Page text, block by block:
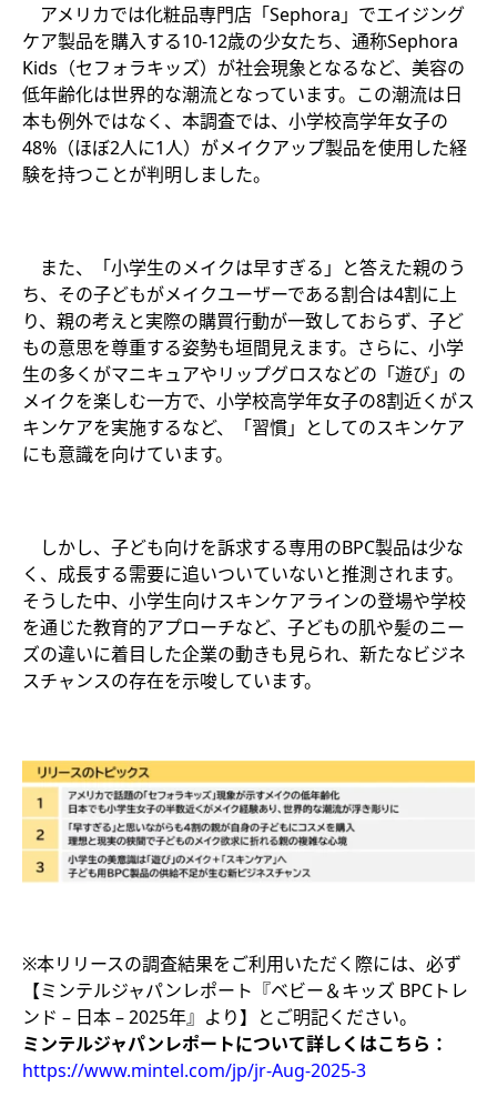
アメリカでは化粧品専門店「Sephora」でエイジング
ケア製品を購入する10-12歳の少女たち、通称Sephora
Kids（セフォラキッズ）が社会現象となるなど、美容の
低年齢化は世界的な潮流となっています。この潮流は日
本も例外ではなく、本調査では、小学校高学年女子の
48%（ほぼ2人に1人）がメイクアップ製品を使用した経
験を持つことが判明しました。
また、「小学生のメイクは早すぎる」と答えた親のう
ち、その子どもがメイクユーザーである割合は4割に上
り、親の考えと実際の購買行動が一致しておらず、子ど
もの意思を尊重する姿勢も垣間見えます。さらに、小学
生の多くがマニキュアやリップグロスなどの「遊び」の
メイクを楽しむ一方で、小学校高学年女子の8割近くがス
キンケアを実施するなど、「習慣」としてのスキンケア
にも意識を向けています。
しかし、子ども向けを訴求する専用のBPC製品は少な
く、成長する需要に追いついていないと推測されます。
そうした中、小学生向けスキンケアラインの登場や学校
を通じた教育的アプローチなど、子どもの肌や髪のニー
ズの違いに着目した企業の動きも見られ、新たなビジネ
スチャンスの存在を示唆しています。
※本リリースの調査結果をご利用いただく際には、必ず
【ミンテルジャパンレポート『ベビー＆キッズ BPCトレ
ンド – 日本 – 2025年』より】とご明記ください。
ミンテルジャパンレポートについて詳しくはこちら：
https://www.mintel.com/jp/jr-Aug-2025-3